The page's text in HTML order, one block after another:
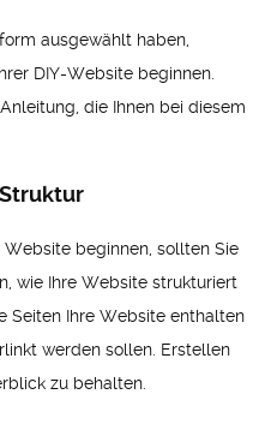
ausgewählt haben,
DIY-Website beginnen.
die Ihnen bei diesem
beginnen, sollten Sie
wie Ihre Website strukturiert
Seiten Ihre Website enthalten
werden sollen. Erstellen
zu behalten.